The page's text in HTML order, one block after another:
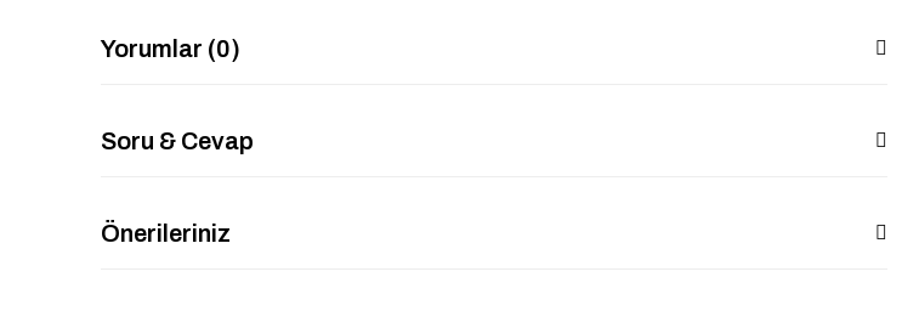
Yorumlar (0)
Soru & Cevap
Önerileriniz